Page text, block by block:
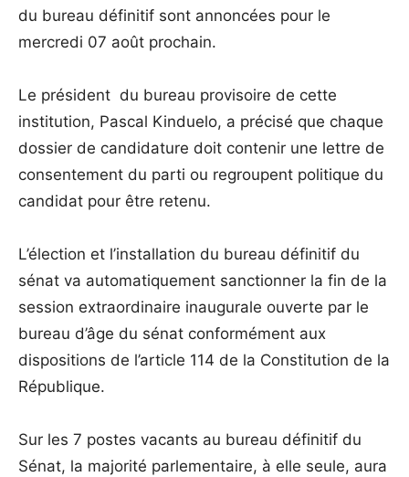
du bureau définitif sont annoncées pour le
mercredi 07 août prochain.
Le président du bureau provisoire de cette
institution, Pascal Kinduelo, a précisé que chaque
dossier de candidature doit contenir une lettre de
consentement du parti ou regroupent politique du
candidat pour être retenu.
L’élection et l’installation du bureau définitif du
sénat va automatiquement sanctionner la fin de la
session extraordinaire inaugurale ouverte par le
bureau d’âge du sénat conformément aux
dispositions de l’article 114 de la Constitution de la
République.
Sur les 7 postes vacants au bureau définitif du
Sénat, la majorité parlementaire, à elle seule, aura